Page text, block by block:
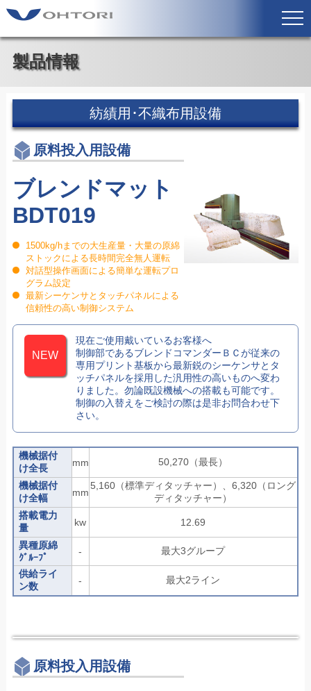
製品情報
紡績用･不織布用設備
原料投入用設備
ブレンドマット
BDT019
1500kg/hまでの大生産量・大量の原綿
ストックによる長時間完全無人運転
対話型操作画面による簡単な運転プロ
グラム設定
最新シーケンサとタッチパネルによる
信頼性の高い制御システム
現在ご使用戴いているお客様へ
制御部であるブレンドコマンダーＢＣが従来の
専用プリント基板から最新鋭のシーケンサとタ
ッチパネルを採用した汎用性の高いものへ変わ
りました。勿論既設機械への搭載も可能です。
制御の入替えをご検討の際は是非お問合わせ下
さい。
機械据付
け全長
mm 50,270（最長）
機械据付
け全幅
mm
5,160（標準ディタッチャー）、6,320（ロング
ディタッチャー）
搭載電力
量
kw 12.69
異種原綿
ｸﾞﾙｰﾌﾟ
- 最大3グループ
供給ライ
ン数
- 最大2ライン
原料投入用設備